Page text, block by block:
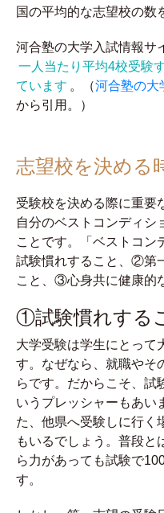
国の平均的な志望校の数
河合塾の大学入試情報サ
一人当たり平均4校受験
ています 。（河合塾の大
から引用。）
志望校を決める
受験校を決める際に重要
自分のベストコンディシ
ことです。「ベストコ
試験慣れすること、②第
こと、③心身共に健康的
①試験慣れする
大学受験は学生にとって
す。なぜなら、就職やそ
らです。だからこそ、試
いうプレッシャーもあい
た、他県へ受験しに行く
もいるでしょう。普段と
ら力があっても試験で
す。